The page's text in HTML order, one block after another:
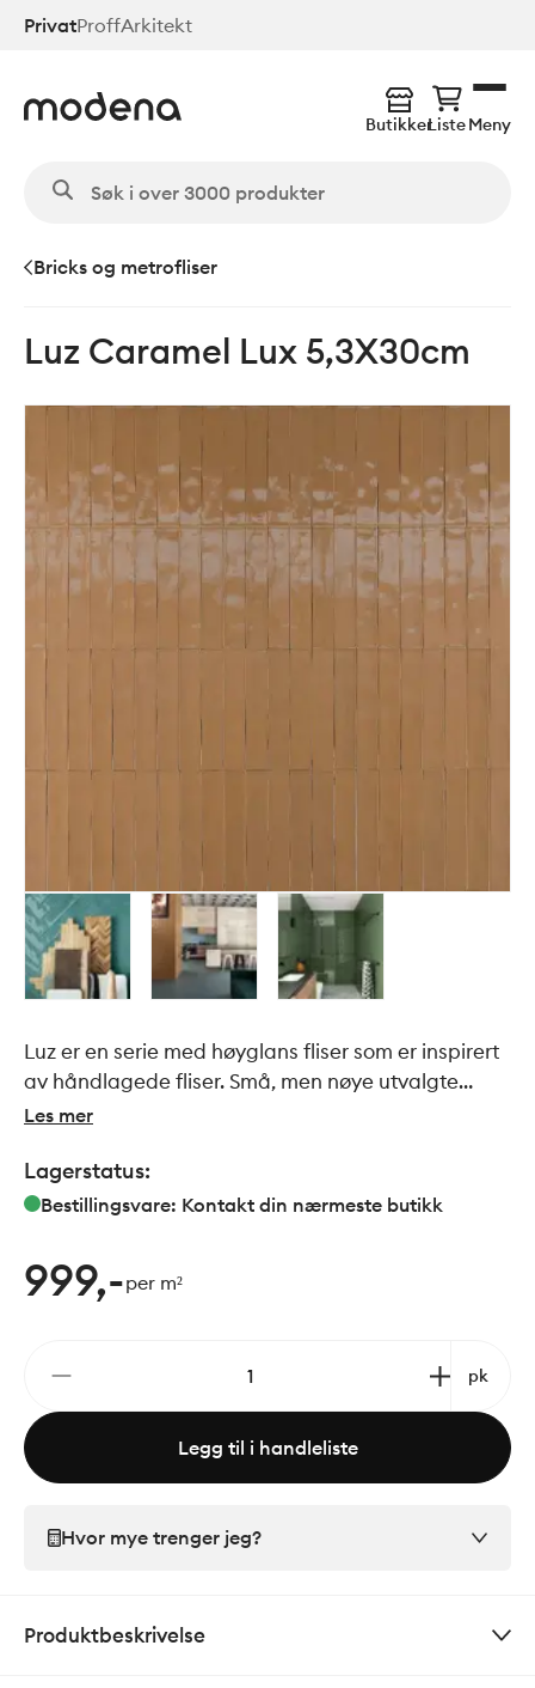
Hopp
PrivatProffArkitekt
ButikkerListeMeny
Bricks og metrofliser
Luz Caramel Lux 5,3X30cm
Luz er en serie med høyglans fliser som er inspirert
av håndlagede fliser. Små, men nøye utvalgte
ujevnheter gjør disse flisene perfekte for å skape
Les mer
Lagerstatus:
Bestillingsvare: Kontakt din nærmeste butikk
999,-per m²
pk
Legg til i handleliste
Hvor mye trenger jeg?
Produktbeskrivelse